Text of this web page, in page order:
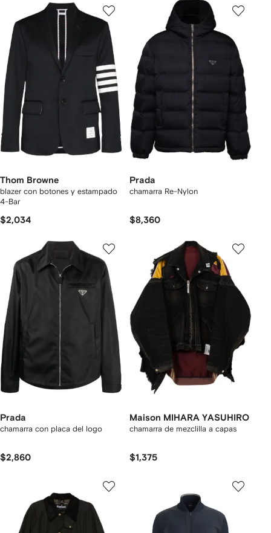
Thom Browne
blazer con botones y estampado
4-Bar
$2,034
Prada
chamarra Re-Nylon
$8,360
Prada
chamarra con placa del logo
$2,860
Maison MIHARA YASUHIRO
chamarra de mezclilla a capas
$1,375